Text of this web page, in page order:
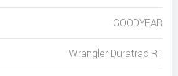
GOODYEAR
Wrangler Duratrac RT